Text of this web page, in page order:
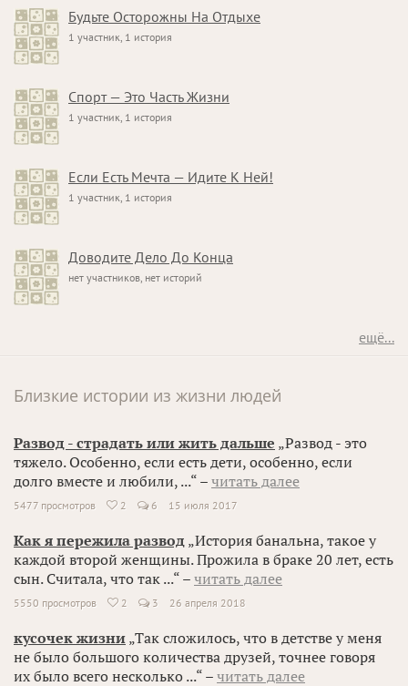
Будьте Осторожны На Отдыхе
1 участник, 1 история
Спорт — Это Часть Жизни
1 участник, 1 история
Если Есть Мечта — Идите К Ней!
1 участник, 1 история
Доводите Дело До Конца
нет участников, нет историй
ещё...
Близкие истории из жизни людей
Развод - страдать или жить дальше „Развод - это
тяжело. Особенно, если есть дети, особенно, если
долго вместе и любили, ...“ – читать далее
5477 просмотров  2 6 15 июля 2017
Как я пережила развод „История банальна, такое у
каждой второй женщины. Прожила в браке 20 лет, есть
сын. Считала, что так ...“ – читать далее
5550 просмотров  2 3 26 апреля 2018
кусочек жизни „Так сложилось, что в детстве у меня
не было большого количества друзей, точнее говоря
их было всего несколько ...“ – читать далее